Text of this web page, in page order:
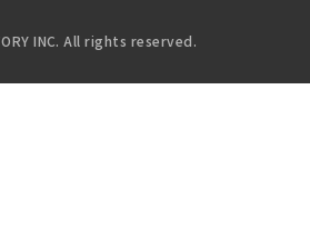
INC. All rights reserved.